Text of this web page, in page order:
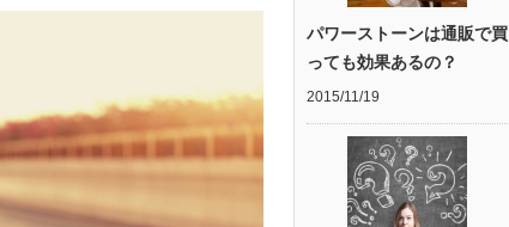
パワーストーンは通販で買
っても効果あるの？
2015/11/19